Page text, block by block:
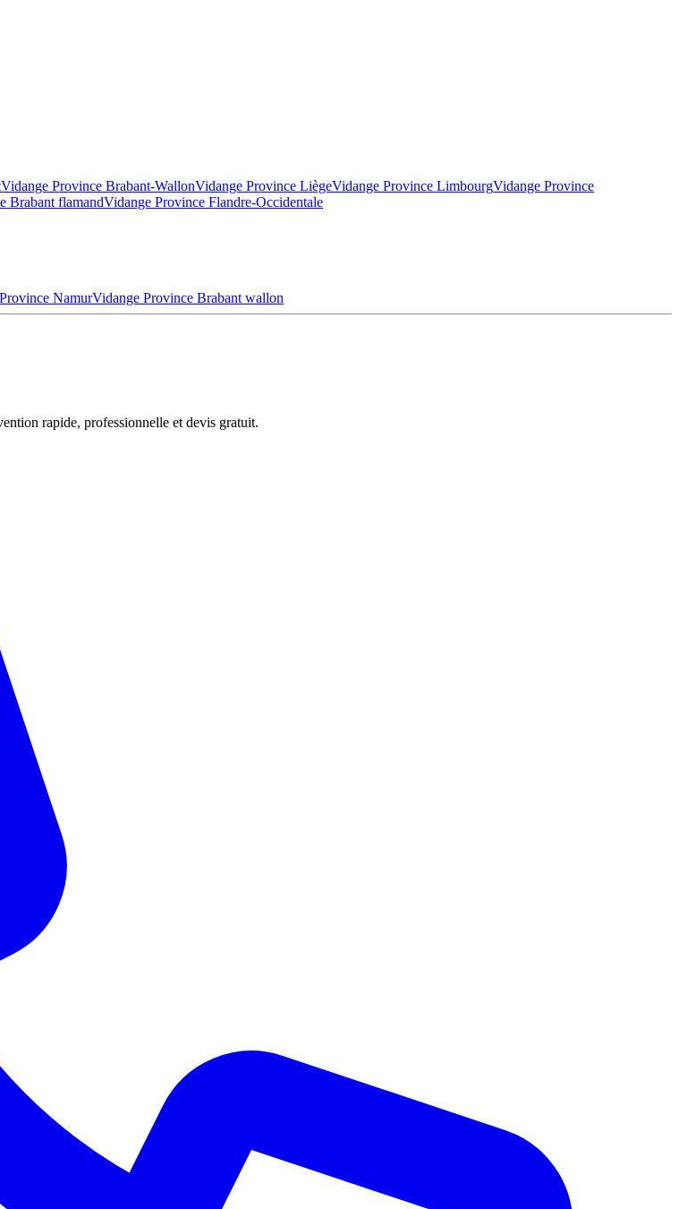
Vidange Province Brabant-WallonVidange Province LiègeVidange Province LimbourgVidange Province
Brabant flamandVidange Province Flandre-Occidentale
NamurVidange Province Brabant wallon
rapide, professionnelle et devis gratuit.